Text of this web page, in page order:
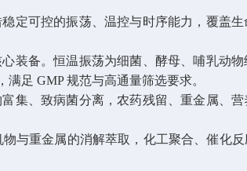
定可控的振荡、温控与时序能力，覆盖
装备。恒温振荡为细菌、酵母、哺乳动
满足 GMP 规范与高通量筛选要求。
集、致病菌分离，农药残留、重金属、
与重金属的消解萃取，化工聚合、催化